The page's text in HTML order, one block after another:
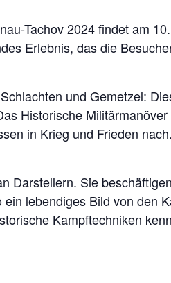
Tachov 2024 findet am
Erlebnis, das die
und Gemetzel:
Historische
in Krieg und Frieden
Darstellern. Sie
lebendiges Bild von den
Kampftechniken